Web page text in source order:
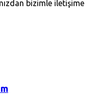
bizimle iletişime